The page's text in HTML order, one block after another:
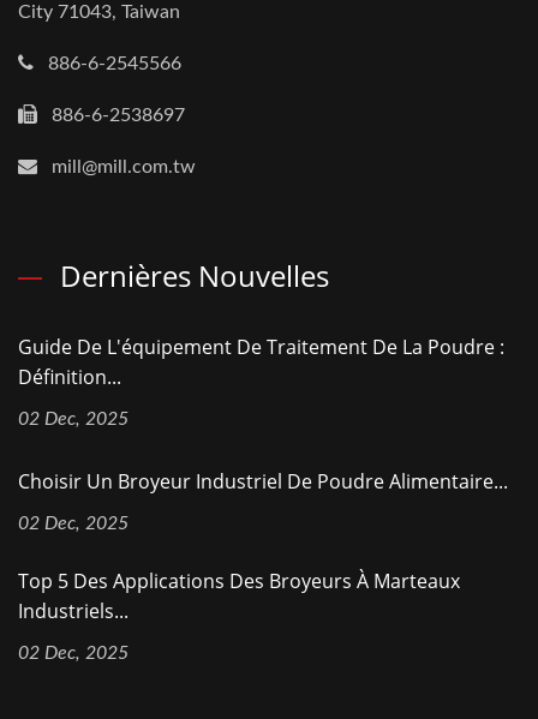
City 71043, Taiwan
886-6-2545566
886-6-2538697
mill@mill.com.tw
Dernières Nouvelles
Guide De L'équipement De Traitement De La Poudre :
Définition...
02 Dec, 2025
Choisir Un Broyeur Industriel De Poudre Alimentaire...
02 Dec, 2025
Top 5 Des Applications Des Broyeurs À Marteaux
Industriels...
02 Dec, 2025